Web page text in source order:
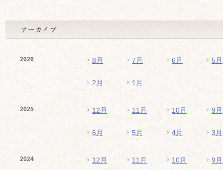
2026 8月 7月 6月 5月
2月 1月
2025 12月 11月 10月 9月
6月 5月 4月 3月
2024 12月 11月 10月 9月